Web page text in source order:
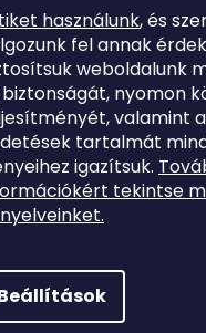
használunk, és
fel annak
weboldalunk
nyomon
valamint
tartalmát
igazítsuk.
tekintse
jog fenntartva.